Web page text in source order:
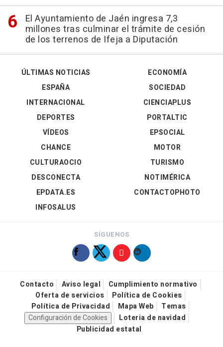
El Ayuntamiento de Jaén ingresa 7,3
millones tras culminar el trámite de cesión
de los terrenos de Ifeja a Diputación
ÚLTIMAS NOTICIAS
ESPAÑA
INTERNACIONAL
DEPORTES
VÍDEOS
ECONOMÍA
SOCIEDAD
CIENCIAPLUS
PORTALTIC
EPSOCIAL
CHANCE
CULTURAOCIO
DESCONECTA
EPDATA.ES
INFOSALUS
MOTOR
TURISMO
NOTIMÉRICA
CONTACTOPHOTO
SÍGUENOS
Contacto Aviso legal
Cumplimiento normativo
Oferta de servicios
Política de Cookies
Política de Privacidad
Mapa Web
Temas
Configuración de Cookies
Loteria de navidad
Publicidad estatal